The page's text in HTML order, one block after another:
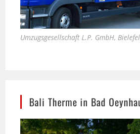
Umzugsgesellschaft L.P. GmbH, Bielefeld